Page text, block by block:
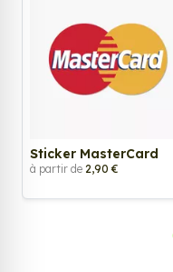
Sticker MasterCard
à partir de 2,90 €